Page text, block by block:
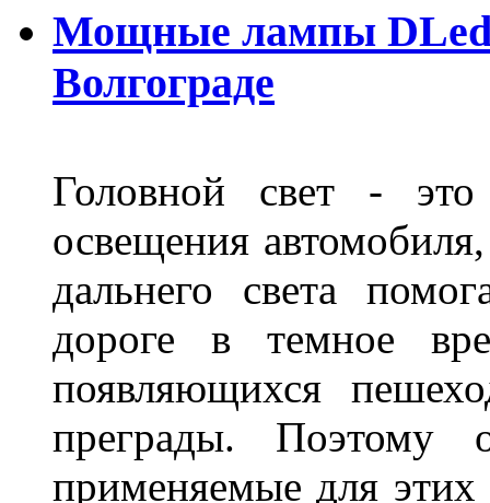
Мощные лампы DLed
Волгограде
Головной свет -
освещения
дальнего света
дороге в темное
появляющихся
преграды. Поэтому
применяемые для